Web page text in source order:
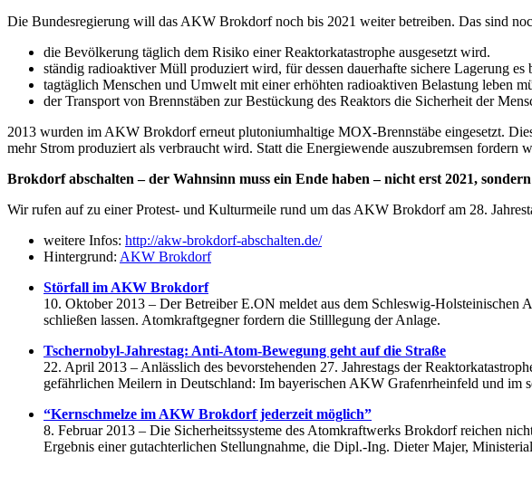
Die Bundesregierung will das AKW Brokdorf noch bis 2021 weiter betreiben. Das sind
die Bevölkerung täglich dem Risiko einer Reaktorkatastrophe ausgesetzt wird.
ständig radioaktiver Müll produziert wird, für dessen dauerhafte sichere Lagerung
tagtäglich Menschen und Umwelt mit einer erhöhten radioaktiven Belastung leben
der Transport von Brennstäben zur Bestückung des Reaktors die Sicherheit der
2013 wurden im AKW Brokdorf erneut plutoniumhaltige MOX-Brennstäbe eingesetzt.
mehr Strom produziert als verbraucht wird. Statt die Energiewende auszubremsen
Brokdorf abschalten – der Wahnsinn muss ein Ende haben – nicht erst 2021,
Wir rufen auf zu einer Protest- und Kulturmeile rund um das AKW Brokdorf am 28.
weitere Infos: http://akw-brokdorf-abschalten.de/
Hintergrund: AKW Brokdorf
Störfall im AKW Brokdorf
10. Oktober 2013 – Der Betreiber E.ON meldet aus dem Schleswig-
schließen lassen. Atomkraftgegner fordern die Stilllegung der Anlage.
Tschernobyl-Jahrestag: Anti-Atom-Bewegung geht auf die Straße
22. April 2013 – Anlässlich des bevorstehenden 27. Jahrestags der
gefährlichen Meilern in Deutschland: Im bayerischen AKW Grafenrheinfeld und im
“Kernschmelze im AKW Brokdorf jederzeit möglich”
8. Februar 2013 – Die Sicherheitssysteme des Atomkraftwerks Brokdorf reichen
Ergebnis einer gutachterlichen Stellungnahme, die Dipl.-Ing. Dieter Majer,